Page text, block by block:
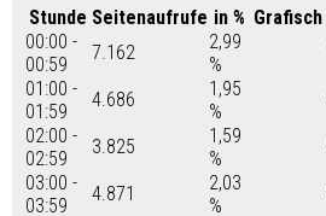
Stunde Seitenaufrufe in % Grafisch
00:00 -
00:59
7.162
2,99
%
01:00 -
01:59
4.686
1,95
%
02:00 -
02:59
3.825
1,59
%
03:00 -
03:59
4.871
2,03
%